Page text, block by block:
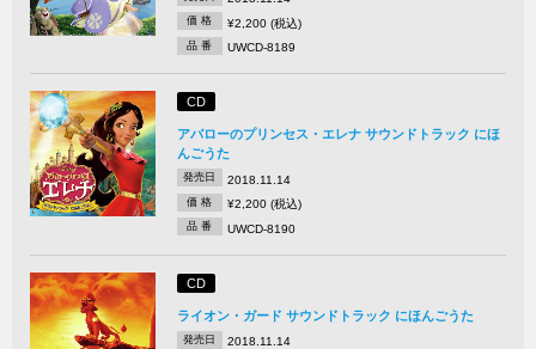
価 格 ¥2,200 (税込)
品 番 UWCD-8189
CD
アバローのプリンセス・エレナ サウンドトラック にほ
んごうた
発売日 2018.11.14
価 格 ¥2,200 (税込)
品 番 UWCD-8190
CD
ライオン・ガード サウンドトラック にほんごうた
発売日 2018.11.14